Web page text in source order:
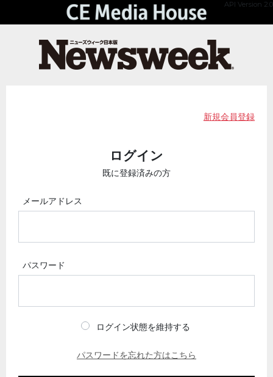
API Version 2.0
新規会員登録
ログイン
既に登録済みの方
メールアドレス
パスワード
ログイン状態を維持する
パスワードを忘れた方はこちら